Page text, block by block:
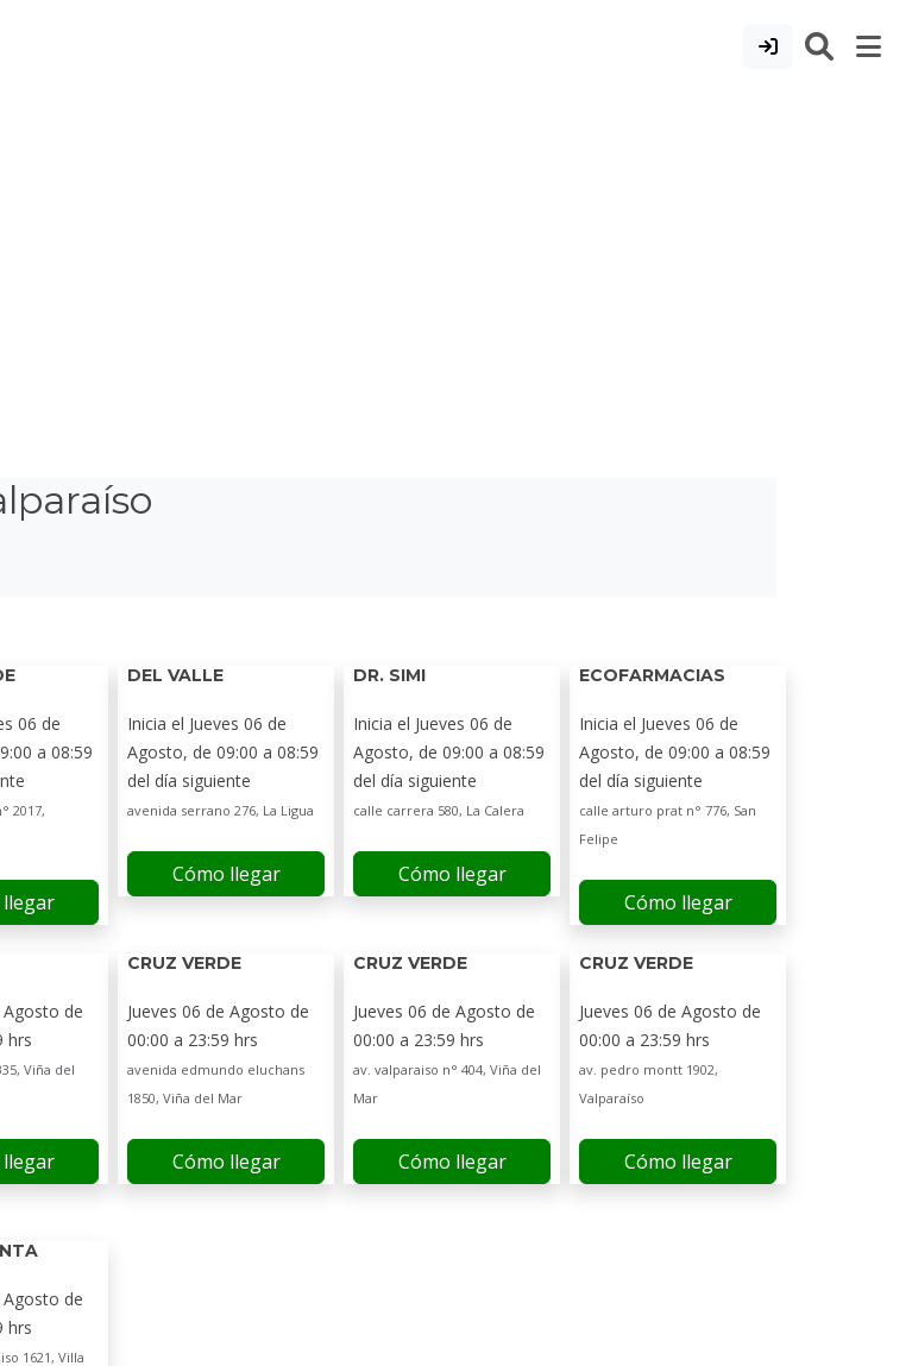
06 de
a 08:59
2017,
llegar
DEL VALLE
Inicia el Jueves 06 de
Agosto, de 09:00 a 08:59
del día siguiente
avenida serrano 276, La Ligua
Cómo llegar
DR. SIMI
Inicia el Jueves 06 de
Agosto, de 09:00 a 08:59
del día siguiente
calle carrera 580, La Calera
Cómo llegar
ECOFARMACIAS
Inicia el Jueves 06 de
Agosto, de 09:00 a 08:59
del día siguiente
calle arturo prat n° 776, San
Felipe
Cómo llegar
Agosto de
hrs
Viña del
llegar
CRUZ VERDE
Jueves 06 de Agosto de
00:00 a 23:59 hrs
avenida edmundo eluchans
1850, Viña del Mar
Cómo llegar
CRUZ VERDE
Jueves 06 de Agosto de
00:00 a 23:59 hrs
av. valparaiso n° 404, Viña del
Mar
Cómo llegar
CRUZ VERDE
Jueves 06 de Agosto de
00:00 a 23:59 hrs
av. pedro montt 1902,
Valparaíso
Cómo llegar
Agosto de
hrs
1621, Villa